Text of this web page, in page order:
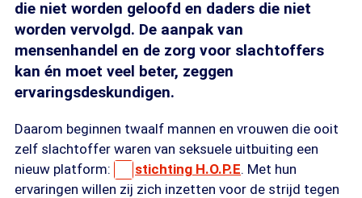
die niet worden geloofd en daders die niet
worden vervolgd. De aanpak van
mensenhandel en de zorg voor slachtoffers
kan én moet veel beter, zeggen
ervaringsdeskundigen.
Daarom beginnen twaalf mannen en vrouwen die ooit
zelf slachtoffer waren van seksuele uitbuiting een
nieuw platform:
stichting H.O.P.E. Met hun
ervaringen willen zij zich inzetten voor de strijd tegen